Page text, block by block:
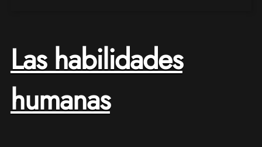
Las habilidades
humanas